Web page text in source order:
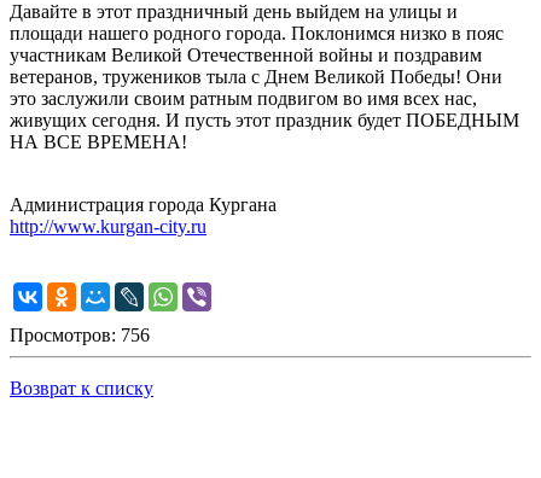
Давайте в этот праздничный день выйдем на улицы и
площади нашего родного города. Поклонимся низко в пояс
участникам Великой Отечественной войны и поздравим
ветеранов, тружеников тыла с Днем Великой Победы! Они
это заслужили своим ратным подвигом во имя всех нас,
живущих сегодня. И пусть этот праздник будет ПОБЕДНЫМ
НА ВСЕ ВРЕМЕНА!
Администрация города Кургана
http://www.kurgan-city.ru
Просмотров: 756
Возврат к списку